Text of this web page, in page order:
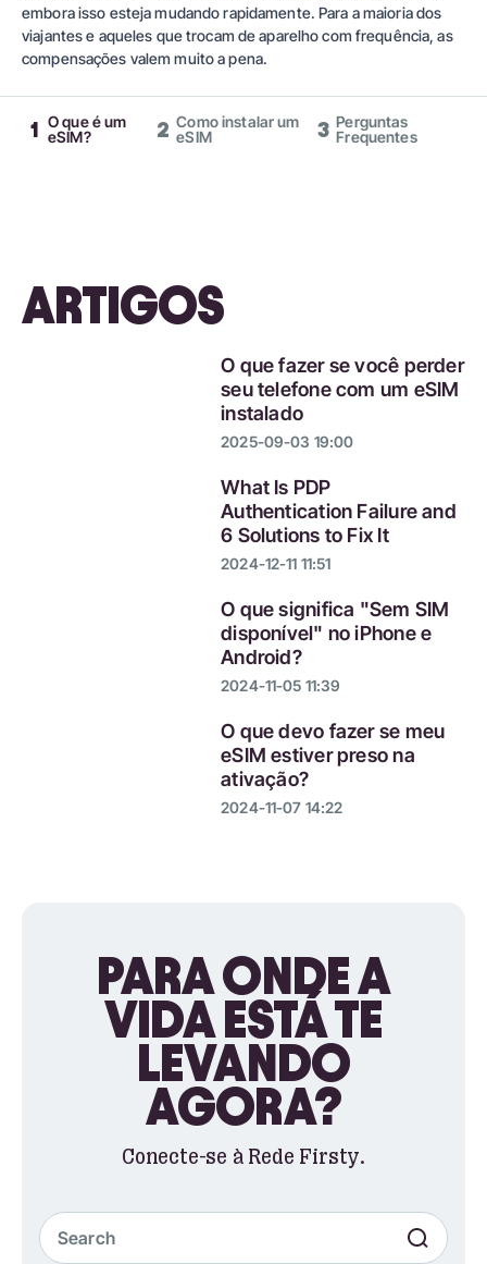
embora isso esteja mudando rapidamente. Para a maioria dos
viajantes e aqueles que trocam de aparelho com frequência, as
compensações valem muito a pena.
1 O que é um
eSIM?
2 Como instalar um
eSIM
3 Perguntas
Frequentes
ARTIGOS
O que fazer se você perder
seu telefone com um eSIM
instalado
2025-09-03 19:00
What Is PDP
Authentication Failure and
6 Solutions to Fix It
2024-12-11 11:51
O que significa "Sem SIM
disponível" no iPhone e
Android?
2024-11-05 11:39
O que devo fazer se meu
eSIM estiver preso na
ativação?
2024-11-07 14:22
PARA ONDE A
VIDA ESTÁ TE
LEVANDO
AGORA?
Conecte-se à Rede Firsty.